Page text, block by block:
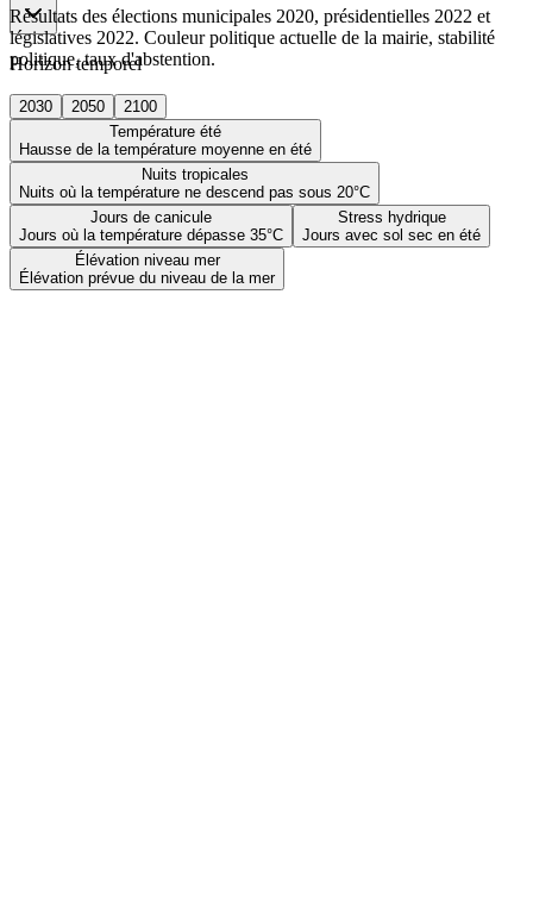
Horizon temporel
2030 2050
2100
Température été
Hausse de la température moyenne en été
Nuits tropicales
Nuits où la température ne descend pas sous 20°C
Jours de canicule
Jours où la température dépasse 35°C
Stress hydrique
Jours avec sol sec en été
Élévation niveau mer
Élévation prévue du niveau de la mer
Résultats des élections municipales 2020, présidentielles 2022 et
législatives 2022. Couleur politique actuelle de la mairie, stabilité
politique, taux d'abstention.